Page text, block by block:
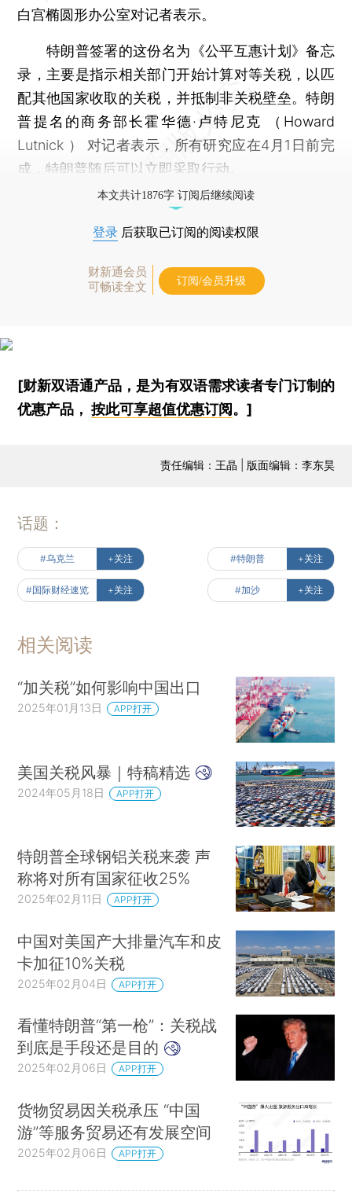
白宫椭圆形办公室对记者表示。
特朗普签署的这份名为《公平互惠计划》备忘
录，主要是指示相关部门开始计算对等关税，以匹
配其他国家收取的关税，并抵制非关税壁垒。特朗
普提名的商务部长霍华德·卢特尼克 （Howard
Lutnick ） 对记者表示，所有研究应在4月1日前完
成，特朗普随后可以立即采取行动。
本文共计1876字 订阅后继续阅读
登录 后获取已订阅的阅读权限
财新通会员
可畅读全文
订阅/会员升级
[财新双语通产品，是为有双语需求读者专门订制的
优惠产品，按此可享超值优惠订阅。]
责任编辑：王晶 | 版面编辑：李东昊
话题：
#乌克兰 +关注 #特朗普 +关注
#国际财经速览 +关注 #加沙 +关注
相关阅读
“加关税”如何影响中国出口
2025年01月13日 APP打开
美国关税风暴｜特稿精选
2024年05月18日 APP打开
特朗普全球钢铝关税来袭 声
称将对所有国家征收25%
2025年02月11日 APP打开
中国对美国产大排量汽车和皮
卡加征10%关税
2025年02月04日 APP打开
看懂特朗普“第一枪”：关税战
到底是手段还是目的
2025年02月06日 APP打开
货物贸易因关税承压 “中国
游”等服务贸易还有发展空间
2025年02月06日 APP打开